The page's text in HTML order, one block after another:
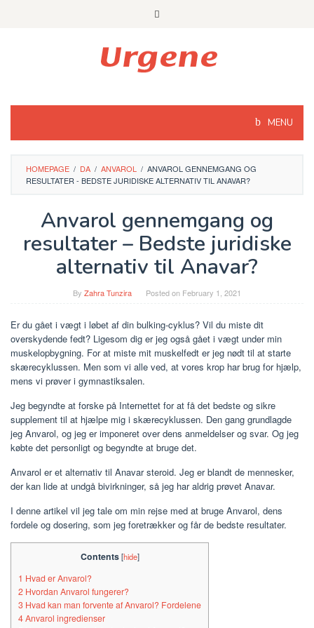
MENU
HOMEPAGE / DA / ANVAROL / ANVAROL GENNEMGANG OG
RESULTATER - BEDSTE JURIDISKE ALTERNATIV TIL ANAVAR?
Anvarol gennemgang og
resultater – Bedste juridiske
alternativ til Anavar?
By Zahra Tunzira Posted on February 1, 2021
Er du gået i vægt i løbet af din bulking-cyklus? Vil du miste dit
overskydende fedt? Ligesom dig er jeg også gået i vægt under min
muskelopbygning. For at miste mit muskelfedt er jeg nødt til at starte
skærecyklussen. Men som vi alle ved, at vores krop har brug for hjælp,
mens vi prøver i gymnastiksalen.
Jeg begyndte at forske på Internettet for at få det bedste og sikre
supplement til at hjælpe mig i skærecyklussen. Den gang grundlagde
jeg Anvarol, og jeg er imponeret over dens anmeldelser og svar. Og jeg
købte det personligt og begyndte at bruge det.
Anvarol er et alternativ til Anavar steroid. Jeg er blandt de mennesker,
der kan lide at undgå bivirkninger, så jeg har aldrig prøvet Anavar.
I denne artikel vil jeg tale om min rejse med at bruge Anvarol, dens
fordele og dosering, som jeg foretrækker og får de bedste resultater.
Contents [hide]
1 Hvad er Anvarol?
2 Hvordan Anvarol fungerer?
3 Hvad kan man forvente af Anvarol? Fordelene
4Anvarol ingredienser